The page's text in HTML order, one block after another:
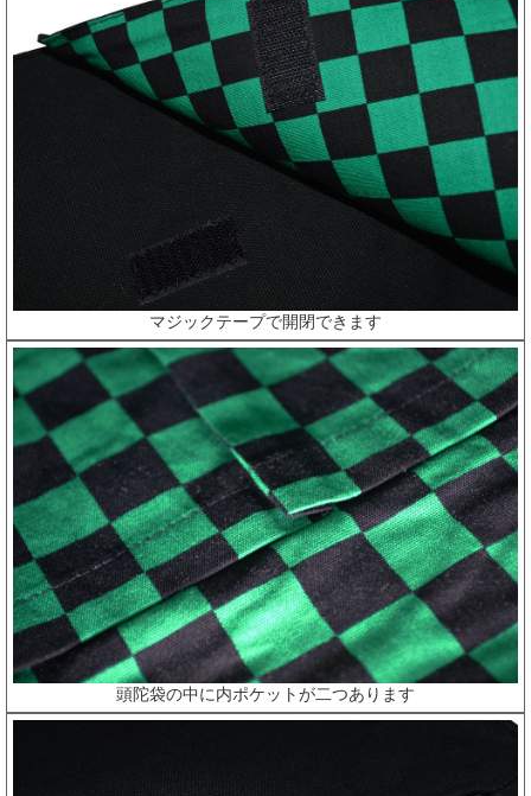
マジックテープで開閉できます
頭陀袋の中に内ポケットが二つあります